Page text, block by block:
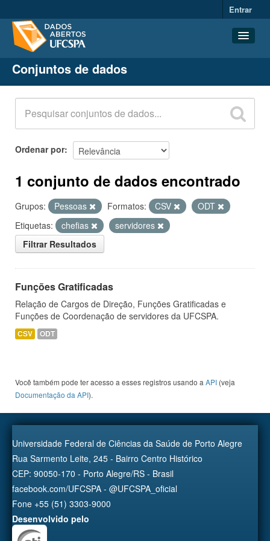
Entrar
Conjuntos de dados
Organizações
Grupos
Sobre
Conjuntos de dados
Ordenar por
1 conjunto de dados encontrado
Grupos: Pessoas Formatos: CSV
ODT
Etiquetas:
chefias
servidores
Filtrar Resultados
Funções Gratificadas
Relação de Cargos de Direção, Funções Gratificadas e
Funções de Coordenação de servidores da UFCSPA.
CSV ODT
Você também pode ter acesso a esses registros usando a API (veja
Documentação da API).
Universidade Federal de Ciências da Saúde de Porto Alegre
Rua Sarmento Leite, 245 - Bairro Centro Histórico
CEP: 90050-170 - Porto Alegre/RS - Brasil
facebook.com/UFCSPA - @UFCSPA_oficial
Fone +55 (51) 3303-9000
Desenvolvido pelo